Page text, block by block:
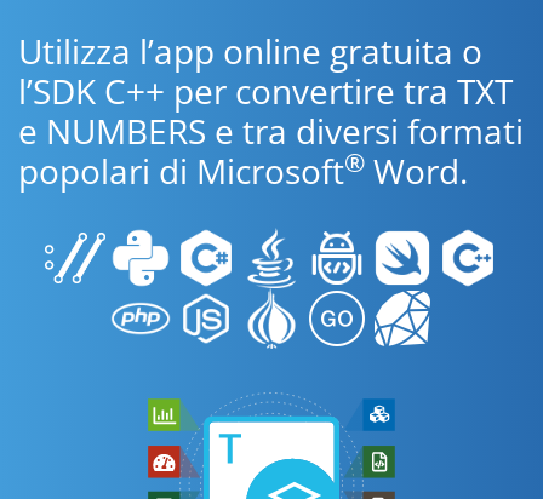
Utilizza l’app online gratuita o
l’SDK C++ per convertire tra TXT
e NUMBERS e tra diversi formati
popolari di Microsoft® Word.